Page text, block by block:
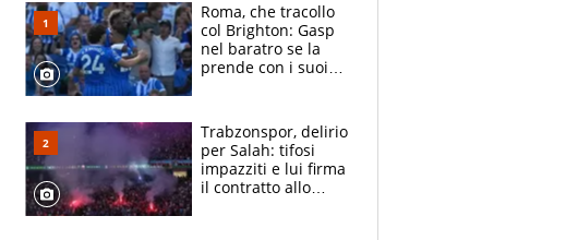
Roma, che tracollo
col Brighton: Gasp
nel baratro se la
prende con i suoi
Trabzonspor, delirio
per Salah: tifosi
impazziti e lui firma
il contratto allo